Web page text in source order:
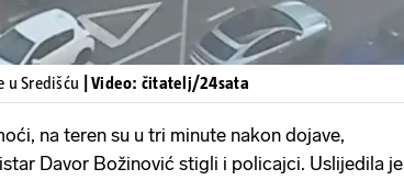
u Središću | Video: čitatelj/24sata
na teren su u tri minute nakon dojave,
Davor Božinović stigli i policajci. Uslijedila je